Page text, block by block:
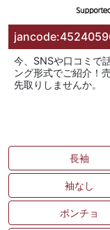
今、SNSや口コミ
ング形式でご紹介！
先取りしませんか。
長袖
袖なし
ポンチョ